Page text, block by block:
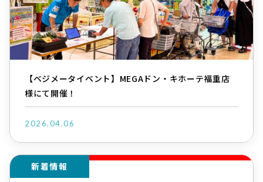
【ベジメータイベント】MEGAドン・キホーテ福重店
様にて開催！
2026.04.06
新着情報